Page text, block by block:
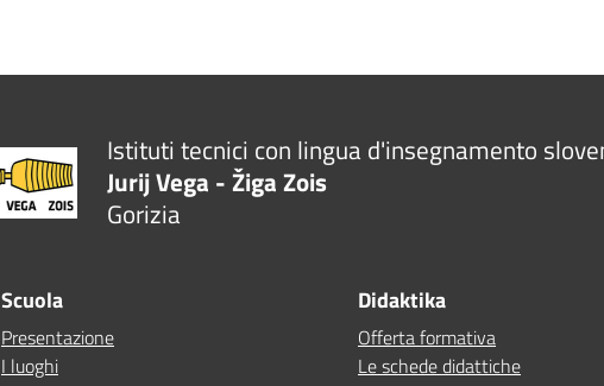
Istituti tecnici con lingua d'insegnamento
Jurij Vega - Žiga Zois
Gorizia
Scuola
Presentazione
I luoghi
Didaktika
Offerta formativa
Le schede didattiche